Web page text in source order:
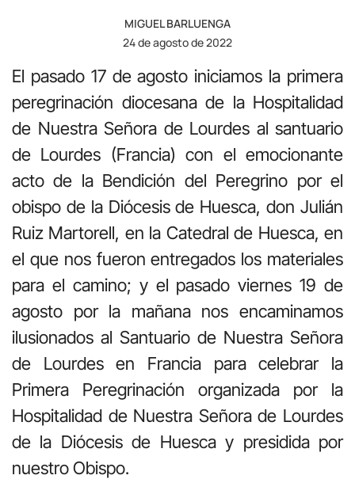
MIGUEL BARLUENGA
24 de agosto de 2022
El pasado 17 de agosto iniciamos la primera
peregrinación diocesana de la Hospitalidad
de Nuestra Señora de Lourdes al santuario
de Lourdes (Francia) con el emocionante
acto de la Bendición del Peregrino por el
obispo de la Diócesis de Huesca, don Julián
Ruiz Martorell, en la Catedral de Huesca, en
el que nos fueron entregados los materiales
para el camino; y el pasado viernes 19 de
agosto por la mañana nos encaminamos
ilusionados al Santuario de Nuestra Señora
de Lourdes en Francia para celebrar la
Primera Peregrinación organizada por la
Hospitalidad de Nuestra Señora de Lourdes
de la Diócesis de Huesca y presidida por
nuestro Obispo.